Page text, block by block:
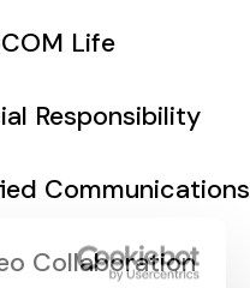
Life
Responsibility
Communications
Collaboration